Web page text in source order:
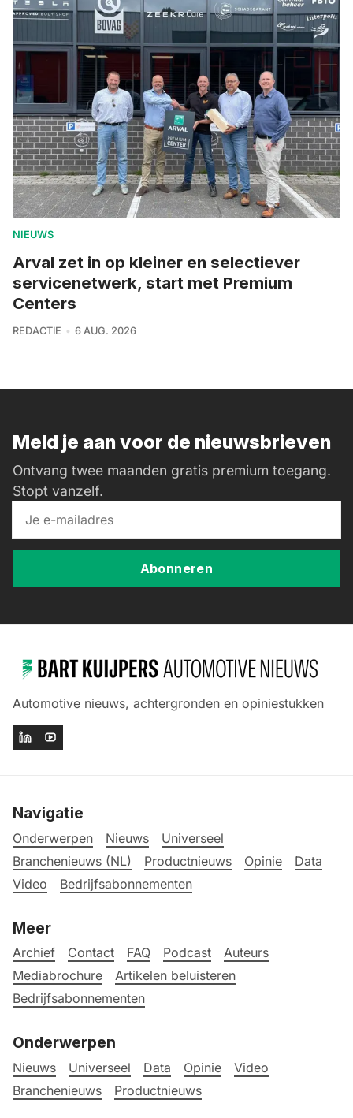
NIEUWS
Arval zet in op kleiner en selectiever
servicenetwerk, start met Premium
Centers
REDACTIE 6 AUG. 2026
Meld je aan voor de nieuwsbrieven
Ontvang twee maanden gratis premium toegang.
Stopt vanzelf.
Abonneren
Automotive nieuws, achtergronden en opiniestukken
Navigatie
Onderwerpen Nieuws
Universeel
Branchenieuws (NL)
Productnieuws Opinie
Data
Video
Bedrijfsabonnementen
Meer
Archief Contact FAQ Podcast
Auteurs
Mediabrochure
Artikelen beluisteren
Bedrijfsabonnementen
Onderwerpen
Nieuws Universeel Data Opinie
Video
Branchenieuws
Productnieuws